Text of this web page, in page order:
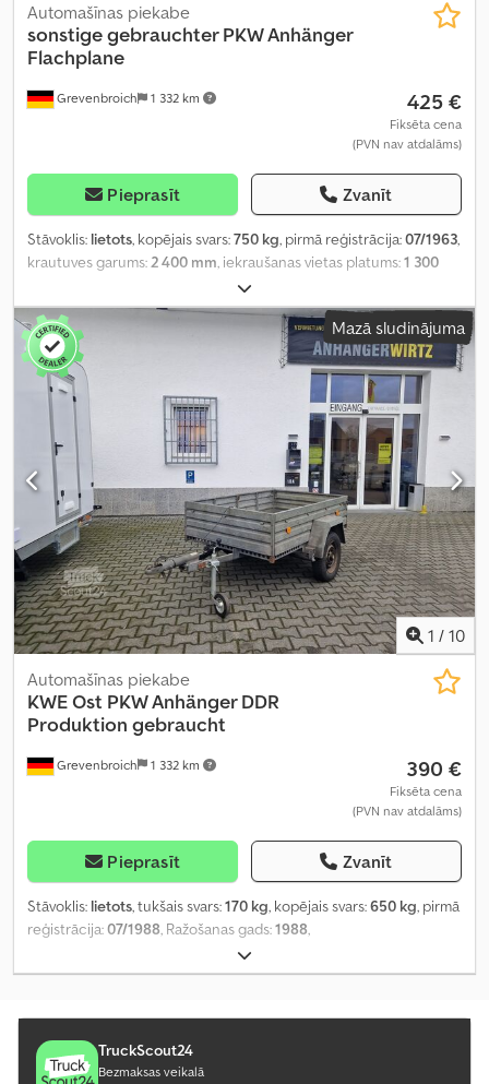
Grevenbroich 1 332 km
Automašīnas piekabe
sonstigegebrauchter PKW Anhänger
Flachplane
425 €
Fiksēta cena
(PVN nav atdalāms)
Pieprasīt Zvanīt
Stāvoklis: lietots, kopējais svars:750 kg, pirmā reģistrācija:07/1963,
krautuves garums:2 400 mm, iekraušanas vietas platums:1 300
, iekraušanas telpas augstums:
1963,
Mazā sludinājuma
1 / 10
Grevenbroich 1 332 km
Automašīnas piekabe
KWE Ost PKW Anhänger DDR
Produktion gebraucht
390 €
Fiksēta cena
(PVN nav atdalāms)
Pieprasīt Zvanīt
Stāvoklis: lietots, tukšais svars:170 kg, kopējais svars:650 kg, pirmā
reģistrācija:07/1988 , Ražošanas gads:1988
TruckScout24
Bezmaksas veikalā